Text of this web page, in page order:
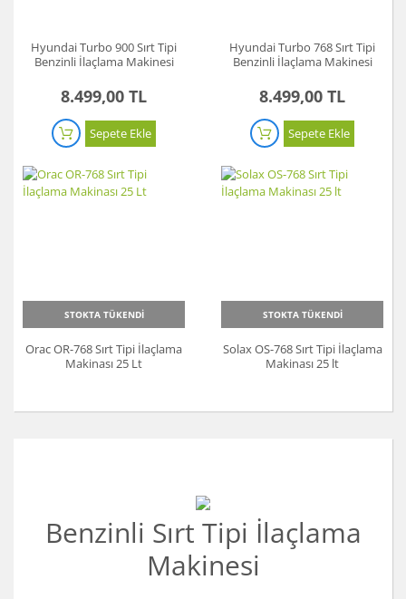
Hyundai Turbo 900 Sırt Tipi
Benzinli İlaçlama Makinesi
8.499,00 TL
Sepete Ekle
Hyundai Turbo 768 Sırt Tipi
Benzinli İlaçlama Makinesi
8.499,00 TL
Sepete Ekle
STOKTA TÜKENDİ
Orac OR-768 Sırt Tipi İlaçlama
Makinası 25 Lt
STOKTA TÜKENDİ
Solax OS-768 Sırt Tipi İlaçlama
Makinası 25 lt
Benzinli Sırt Tipi İlaçlama
Makinesi
Gravür Sistemi
Kanal Açma Makinesi
Kırıcılar ve Kırıcı Deliciler
Koyun Kırkma
Paslanmaz Çelik Yüzey İşleme Makinesi
Sütunlu Matkaplar
Testereler
Zımba Tabancları